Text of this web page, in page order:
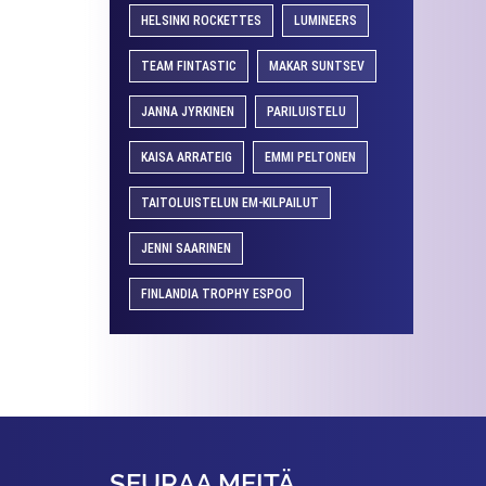
HELSINKI ROCKETTES LUMINEERS
TEAM FINTASTIC MAKAR SUNTSEV
JANNA JYRKINEN PARILUISTELU
KAISA ARRATEIG EMMI PELTONEN
TAITOLUISTELUN EM-KILPAILUT
JENNI SAARINEN
FINLANDIA TROPHY ESPOO